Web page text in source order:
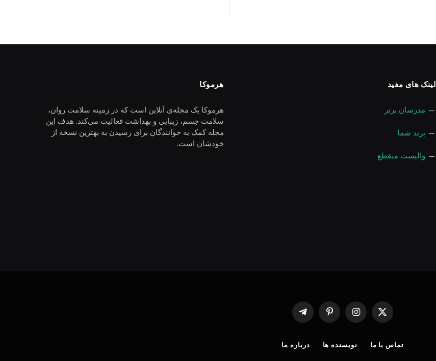
لینک های مفید
— مدرسان برتر
— برند شما
— والپست منقطع
هرموکا
هرموکا یک مجله‌ی آنلاین است که در زمینه سلامت روان،
سلامت جسم، زیبایی و بهداشت فعالیت می‌کند. هدف این
مجله کمک به خوانندگان برای رسیدن به بهترین نسخه از
خودشان است.
X
اینستاگرامپینترست Telegram
تماس با ما نویسنده ها درباره ما